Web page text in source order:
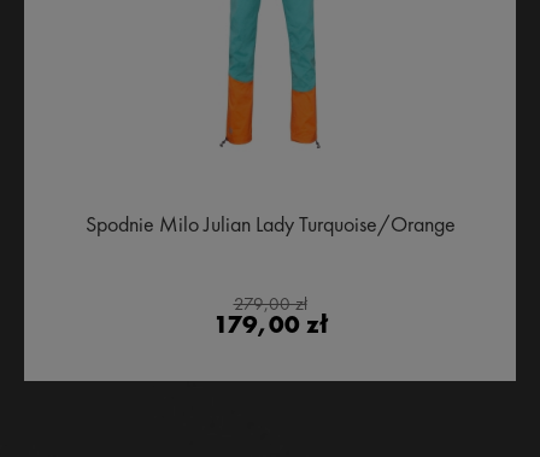
Spodnie Milo Julian Lady Turquoise/Orange
279,00 zł
179,00 zł